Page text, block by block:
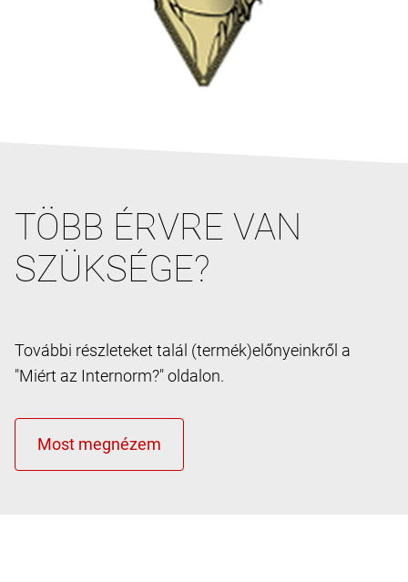
TÖBB ÉRVRE VAN
SZÜKSÉGE?
További részleteket talál (termék)előnyeinkről a
"Miért az Internorm?" oldalon.